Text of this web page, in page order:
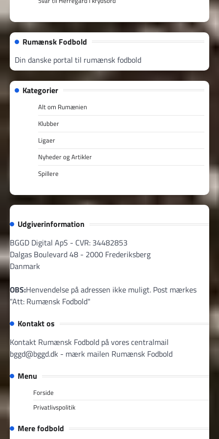
Rumænsk Fodbold
Din danske portal til rumænsk fodbold
Kategorier
Alt om Rumænien
Klubber
Ligaer
Nyheder og Artikler
Spillere
Udgiverinformation
BGGD Digital ApS - CVR: 34482853
Dalgas Boulevard 48 - 2000 Frederiksberg
Danmark
OBS:Henvendelse på adressen ikke muligt. Post mærkes
"Att: Rumænsk Fodbold"
Kontakt os
Kontakt Rumænsk Fodbold på vores centralmail
bggd@bggd.dk - mærk mailen Rumænsk Fodbold
Menu
Forside
Privatlivspolitik
Mere fodbold